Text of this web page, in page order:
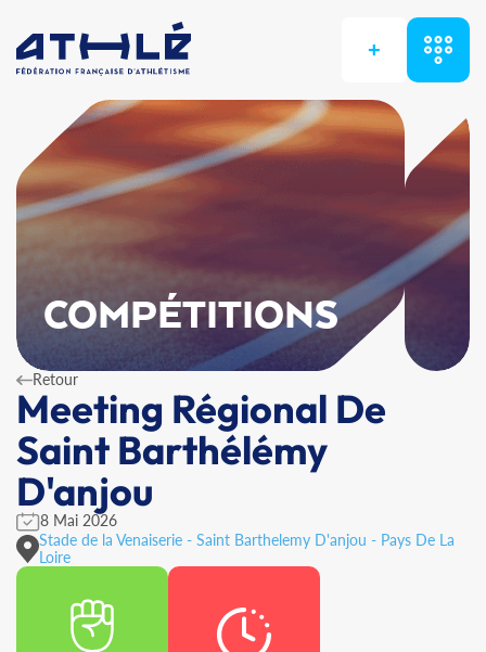
+
COMPÉTITIONS
Retour
Meeting Régional De
Saint Barthélémy
D'anjou
8 Mai 2026
Stade de la Venaiserie - Saint Barthelemy D'anjou - Pays De La
Loire